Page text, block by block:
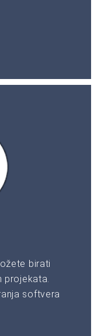
birati
projekata.
softvera